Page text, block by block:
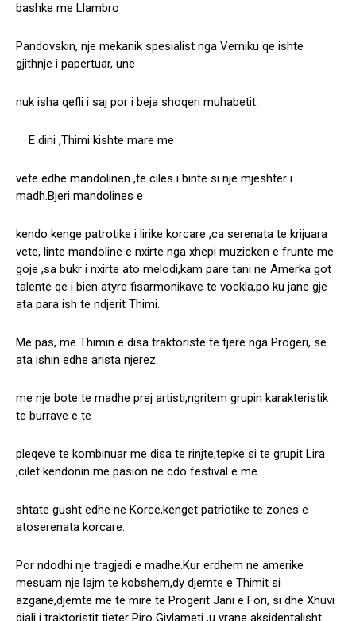
bashke me Llambro
Pandovskin, nje mekanik spesialist nga Verniku qe ishte
gjithnje i papertuar, une
nuk isha qefli i saj por i beja shoqeri muhabetit.
E dini ,Thimi kishte mare me
vete edhe mandolinen ,te ciles i binte si nje mjeshter i
madh.Bjeri mandolines e
kendo kenge patrotike i lirike korcare ,ca serenata te krijuara
vete, linte mandoline e nxirte nga xhepi muzicken e frunte me
goje ,sa bukr i nxirte ato melodi,kam pare tani ne Amerka got
talente qe i bien atyre fisarmonikave te vockla,po ku jane gje
ata para ish te ndjerit Thimi.
Me pas, me Thimin e disa traktoriste te tjere nga Progeri, se
ata ishin edhe arista njerez
me nje bote te madhe prej artisti,ngritem grupin karakteristik
te burrave e te
pleqeve te kombinuar me disa te rinjte,tepke si te grupit Lira
,cilet kendonin me pasion ne cdo festival e me
shtate gusht edhe ne Korce,kenget patriotike te zones e
atoserenata korcare.
Por ndodhi nje tragjedi e madhe.Kur erdhem ne amerike
mesuam nje lajm te kobshem,dy djemte e Thimit si
azgane,djemte me te mire te Progerit Jani e Fori, si dhe Xhuvi
djali i traktoristit tjeter Piro Gjylameti ,u vrane aksidentalisht